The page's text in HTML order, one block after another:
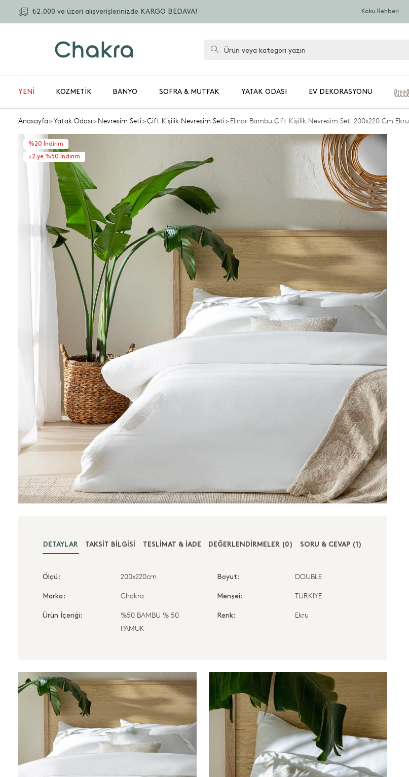
₺2.000 ve üzeri alışverişlerinizde KARGO BEDAVA! Koku Rehberi
YENİ KOZMETIK BANYO SOFRA & MUTFAK YATAK ODASI EV DEKORASYONU
Anasayfa>Yatak Odası>Nevresim Seti>Çift Kişilik Nevresim Seti>Elınor Bambu Çift Kişilik Nevresim Seti 200x220 Cm Ekru
%20 İndirim
+2.ye %50 İndirim
DETAYLAR TAKSIT BILGISI TESLIMAT & İADE DEĞERLENDİRMELER (0) SORU & CEVAP (1)
Ölçü: 200x220cm Boyut: DOUBLE
Marka: Chakra Menşei: TURKIYE
Ürün İçeriği:
%50 BAMBU % 50
PAMUK
Renk: Ekru